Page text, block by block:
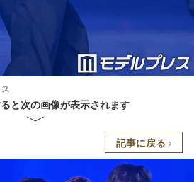
と次の画像が表示されます
記事に戻る